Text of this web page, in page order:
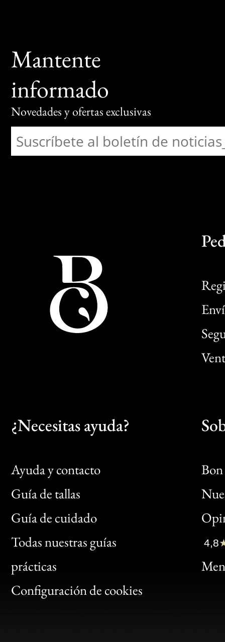
Mantente
informado
Novedades y ofertas exclusivas
¿Necesitas ayuda?
Ayuda y contacto
Guía de tallas
Guía de cuidado
Todas nuestras guías
prácticas
Configuración de cookies
Bon
Clic
Bon
4,8